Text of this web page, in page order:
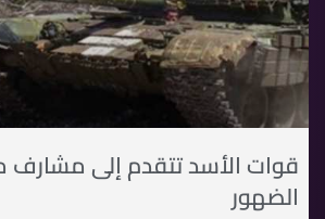
قوات الأسد تتقدم إلى مشارف
الضهور